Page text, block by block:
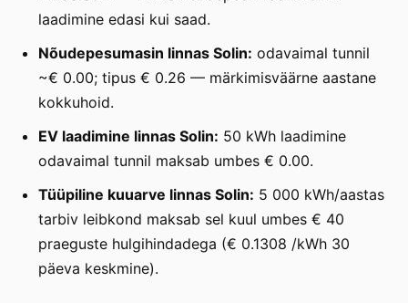
laadimine edasi kui saad.
Nõudepesumasin linnas Solin: odavaimal tunnil
~€ 0.00; tipus € 0.26 — märkimisväärne aastane
kokkuhoid.
EV laadimine linnas Solin: 50 kWh laadimine
odavaimal tunnil maksab umbes € 0.00.
Tüüpiline kuuarve linnas Solin: 5 000 kWh/aastas
tarbiv leibkond maksab sel kuul umbes € 40
praeguste hulgihindadega (€ 0.1308 /kWh 30
päeva keskmine).